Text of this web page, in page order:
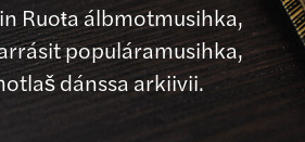
Ruoŧa álbmotmusihka,
populáramusihka,
dánssa arkiivii.